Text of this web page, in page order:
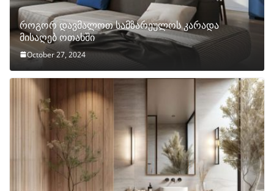
როგორ დავმალოთ სამზარეულოს კარადა
მისაღებ ოთახში
October 27, 2024